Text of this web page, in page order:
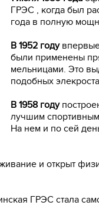
ГРЭС , когда был
года в полную
В 1952 году
были применены
мельницами. Это
подобных
В 1958 году
лучшим
На нем и по сей
и открыт
ГРЭС стала